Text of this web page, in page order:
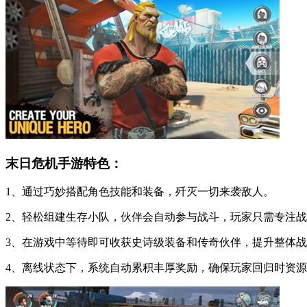
末日危机手游特色：
1、通过巧妙搭配角色技能和装备，歼灭一切来袭敌人。
2、轻松组建生存小队，伙伴会自动参与战斗，玩家只需专注战
3、在游戏中等待即可收获史诗级装备和传奇伙伴，提升整体战
4、离线状态下，系统自动累积丰厚奖励，确保玩家回归时资源